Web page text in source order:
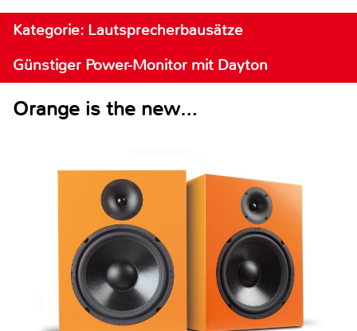
Kategorie: Lautsprecherbausätze
Günstiger Power-Monitor mit Dayton
Orange is the new…